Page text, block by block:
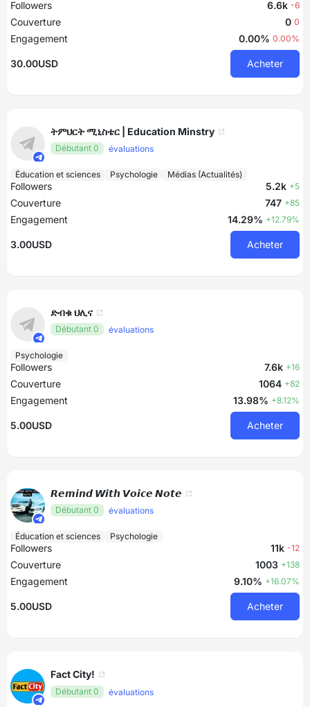
Followers 6.6k -6
Couverture 0 0
Engagement 0.00% 0.00%
30.00USD Acheter
ትምህርት ሚኒስቴር | Education Minstry
Débutant 0 évaluations
Éducation et sciences Psychologie Médias (Actualités)
Followers 5.2k +5
Couverture 747 +85
Engagement 14.29% +12.79%
3.00USD Acheter
ድብቁ ህሊና
Débutant 0 évaluations
Psychologie
Followers 7.6k +16
Couverture 1064 +82
Engagement 13.98% +8.12%
5.00USD Acheter
𝙍𝙚𝙢𝙞𝙣𝙙 𝙒𝙞𝙩𝙝 𝙑𝙤𝙞𝙘𝙚 𝙉𝙤𝙩𝙚
Débutant 0 évaluations
Éducation et sciences Psychologie
Followers 11k -12
Couverture 1003 +138
Engagement 9.10% +16.07%
5.00USD Acheter
Fact City!
Débutant 0 évaluations